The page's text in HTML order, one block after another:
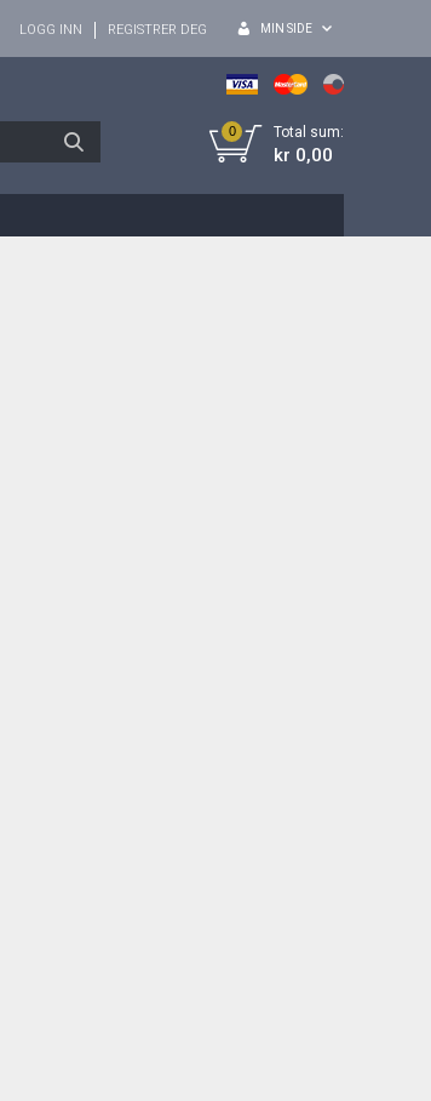
MIN SIDE
LOGG INN REGISTRER DEG
0 Total sum:
kr 0,00